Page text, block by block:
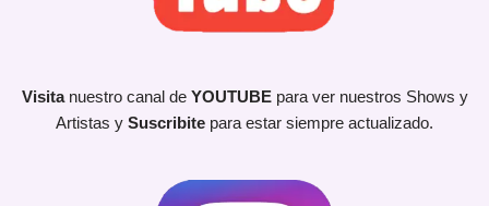
Visita nuestro canal de YOUTUBEpara ver nuestros Shows y
Artistas y Suscribite para estar siempre actualizado.